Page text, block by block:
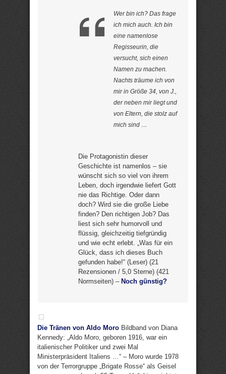
Wer bin ich? Das frage
ich mich auch. Ich bin
eine namenlose
Regisseurin, die
versucht, sich einen
Namen zu machen.
Nachts träume ich von
mir in Größe 34, von J.,
der neben mir liegt und
von Eltern, die stolz auf
mich sind …
Die Protagonistin dieser
Geschichte ist namenlos – sie
wünscht sich so viel von ihrem
Leben, doch irgendwie liefert Gott
nie das Richtige. Oder dann
doch? Wird sie die große Liebe
finden? Den richtigen Job? Das
liest sich sehr humorvoll und
flüssig, gleichzeitig tiefgründig
und wie echt erlebt. „Was für ein
Glück, dass ich dieses Buch
gefunden habe!“ (Leser) (21
Rezensionen / 5,0 Sterne) (421
Normseiten) – Noch günstig?
Die Tränen von Aldo Moro Bildband von Diana
Kennedy: „Aldo Moro, geboren 1916, war ein
italienischer Politiker und zwei Mal
Ministerpräsident Italiens …“ – Moro wurde 1978
von der Terrorgruppe „Brigate Rosse“ als Geisel